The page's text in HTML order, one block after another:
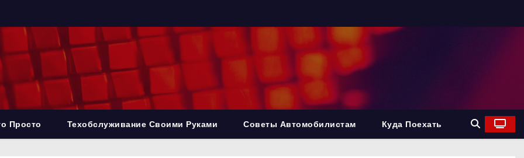
Просто Техобслуживание Своими Руками Советы Автомобилистам Куда Поехать